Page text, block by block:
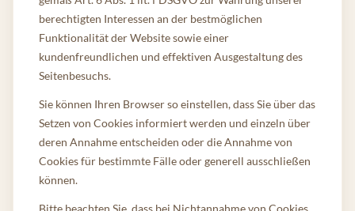
berechtigten Interessen an der bestmöglichen
Funktionalität der Website sowie einer
kundenfreundlichen und effektiven Ausgestaltung des
Seitenbesuchs.
Sie können Ihren Browser so einstellen, dass Sie über das
Setzen von Cookies informiert werden und einzeln über
deren Annahme entscheiden oder die Annahme von
Cookies für bestimmte Fälle oder generell ausschließen
können.